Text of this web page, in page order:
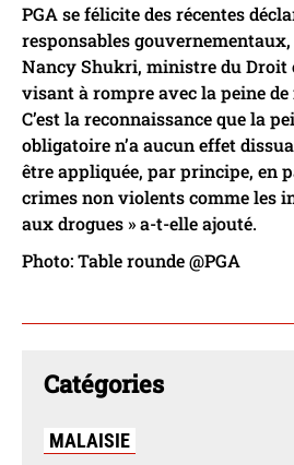
PGA se félicite des récentes
responsables
Nancy Shukri, ministre du Droit
visant à rompre avec la peine
C’est la reconnaissance que la
obligatoire n’a aucun effet
être appliquée, par principe, en
crimes non violents comme les
aux drogues » a-t-elle ajouté.
Photo: Table rounde @PGA
Catégories
MALAISIE